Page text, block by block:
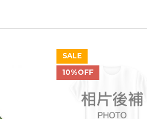
SALE
10%OFF